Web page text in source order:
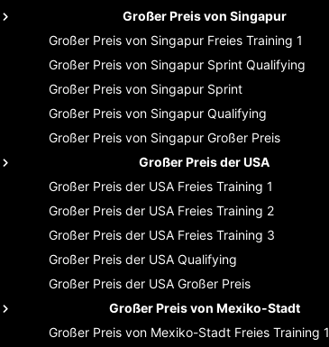
Großer Preis von Singapur
Großer Preis von Singapur Freies Training 1
Großer Preis von Singapur Sprint Qualifying
Großer Preis von Singapur Sprint
Großer Preis von Singapur Qualifying
Großer Preis von Singapur Großer Preis
Großer Preis der USA
Großer Preis der USA Freies Training 1
Großer Preis der USA Freies Training 2
Großer Preis der USA Freies Training 3
Großer Preis der USA Qualifying
Großer Preis der USA Großer Preis
Großer Preis von Mexiko-Stadt
Großer Preis von Mexiko-Stadt Freies Training 1